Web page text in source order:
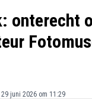
onterecht
juni 2026 om 11:29